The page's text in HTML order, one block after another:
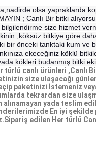
olsa yapraklarda
; Canlı Bir bitki
size hizmet
,köksüz bitkiye göre
bir önceki tanktaki kum ve
ekeceğiniz köklü
kökleri budanmış bitki
türlü canlı ürünleri
size ulaşacağı
paketinizi İstemeniz
tekrardan size
yada teslim
En iyi
edilen Her türlü